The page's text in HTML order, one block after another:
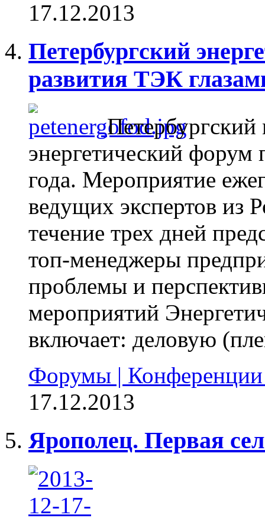
17.12.2013
Петербургский
развития ТЭК
энергетический форум
года. Мероприятие
ведущих экспертов из
течение трех дней
топ-менеджеры
проблемы и
мероприятий
включает: деловую
Форумы |
17.12.2013
Ярополец. Первая